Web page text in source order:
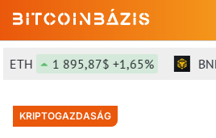
1 895,87$ +1,65% BNB
KRIPTOGAZDASÁG